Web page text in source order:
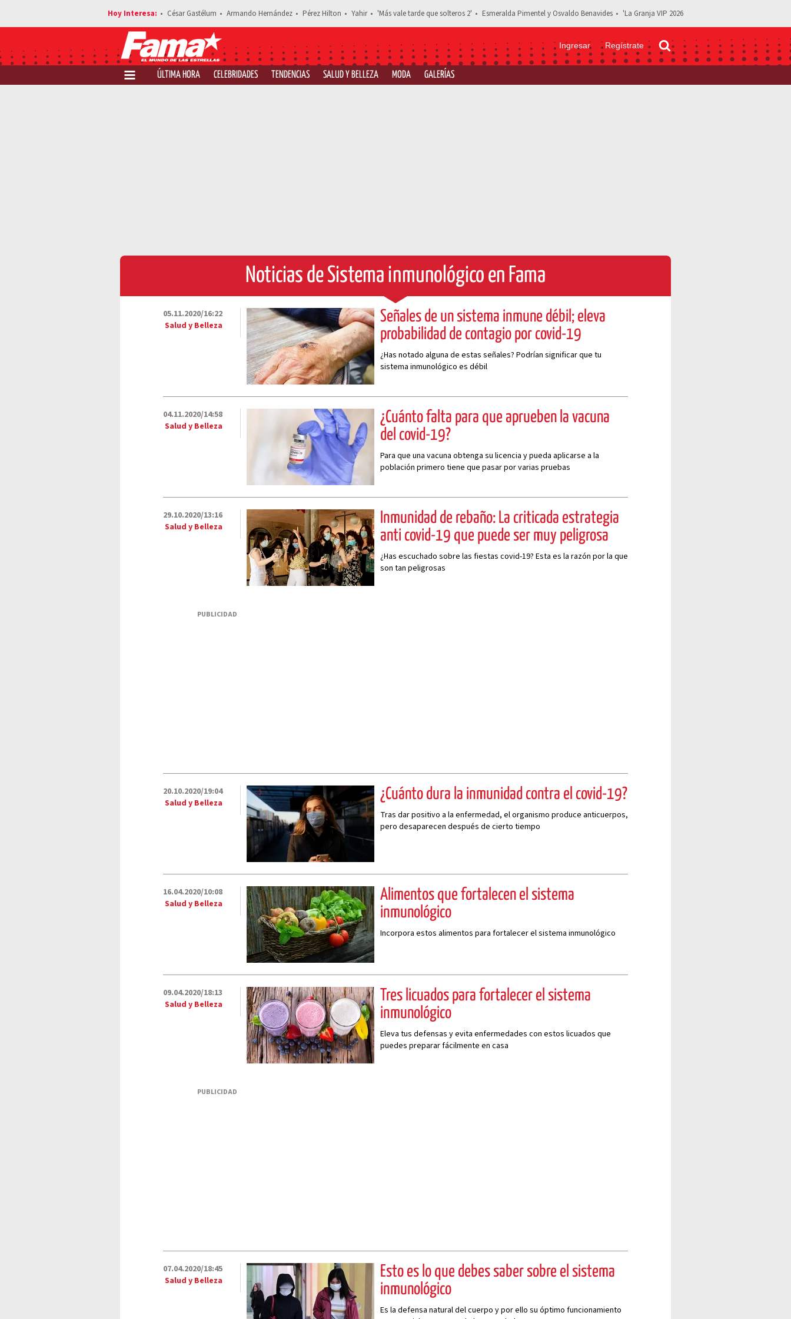
César Gastélum Armando Hernández Pérez Hilton Yahir 'Más vale tarde que solteros 2' Esmeralda Pimentel y Osvaldo Benavides 'La Granja VIP 2026
Ingresar Regístrate
ÚLTIMA HORA CELEBRIDADES TENDENCIAS SALUD Y BELLEZA MODA GALERÍAS
Noticias de Sistema inmunológico en Fama
05.11.2020/16:22
Salud y Belleza
Señales de un sistema inmune débil; eleva
probabilidad de contagio por covid-19
¿Has notado alguna de estas señales? Podrían significar que tu
sistema inmunológico es débil
04.11.2020/14:58
Salud y Belleza
¿Cuánto falta para que aprueben la vacuna
del covid-19?
Para que una vacuna obtenga su licencia y pueda aplicarse a la
población primero tiene que pasar por varias pruebas
29.10.2020/13:16
Salud y Belleza
Inmunidad de rebaño: La criticada estrategia
anti covid-19 que puede ser muy peligrosa
¿Has escuchado sobre las fiestas covid-19? Esta es la razón por la que
son tan peligrosas
PUBLICIDAD
20.10.2020/19:04
Salud y Belleza
¿Cuánto dura la inmunidad contra el covid-19?
Tras dar positivo a la enfermedad, el organismo produce anticuerpos,
pero desaparecen después de cierto tiempo
16.04.2020/10:08
Salud y Belleza
Alimentos que fortalecen el sistema
inmunológico
Incorpora estos alimentos para fortalecer el sistema inmunológico
09.04.2020/18:13
Salud y Belleza
Tres licuados para fortalecer el sistema
inmunológico
Eleva tus defensas y evita enfermedades con estos licuados que
puedes preparar fácilmente en casa
PUBLICIDAD
07.04.2020/18:45
Salud y Belleza
Esto es lo que debes saber sobre el sistema
inmunológico
Es la defensa natural del cuerpo y por ello su óptimo funcionamiento